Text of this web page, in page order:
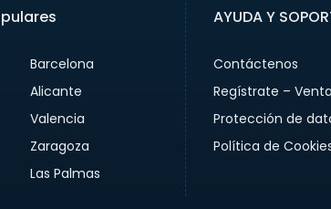
Barcelona
Alicante
Valencia
Zaragoza
Las Palmas
AYUDA Y
Contáctenos
Regístrate –
Protección de
Política de